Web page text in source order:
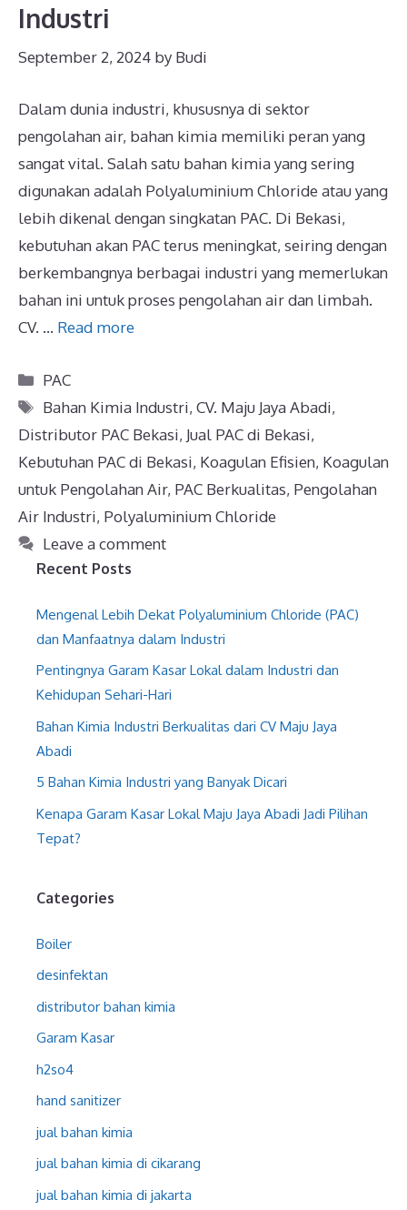
Industri
September 2, 2024 by Budi
Dalam dunia industri, khususnya di sektor
pengolahan air, bahan kimia memiliki peran yang
sangat vital. Salah satu bahan kimia yang sering
digunakan adalah Polyaluminium Chloride atau yang
lebih dikenal dengan singkatan PAC. Di Bekasi,
kebutuhan akan PAC terus meningkat, seiring dengan
berkembangnya berbagai industri yang memerlukan
bahan ini untuk proses pengolahan air dan limbah.
CV. … Read more
PAC
Bahan Kimia Industri,CV. Maju Jaya Abadi,
Distributor PAC Bekasi, Jual PAC di Bekasi,
Kebutuhan PAC di Bekasi, Koagulan Efisien, Koagulan
untuk Pengolahan Air, PAC Berkualitas, Pengolahan
Air Industri, Polyaluminium Chloride
Leave a comment
Recent Posts
Mengenal Lebih Dekat Polyaluminium Chloride (PAC)
dan Manfaatnya dalam Industri
Pentingnya Garam Kasar Lokal dalam Industri dan
Kehidupan Sehari-Hari
Bahan Kimia Industri Berkualitas dari CV Maju Jaya
Abadi
5 Bahan Kimia Industri yang Banyak Dicari
Kenapa Garam Kasar Lokal Maju Jaya Abadi Jadi Pilihan
Tepat?
Categories
Boiler
desinfektan
distributor bahan kimia
Garam Kasar
h2so4
hand sanitizer
jual bahan kimia
jual bahan kimia di cikarang
jual bahan kimia di jakarta